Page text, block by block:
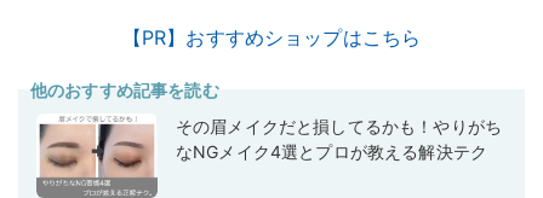
【PR】おすすめショップはこちら
他のおすすめ記事を読む
その眉メイクだと損してるかも！やりがち
なNGメイク4選とプロが教える解決テク